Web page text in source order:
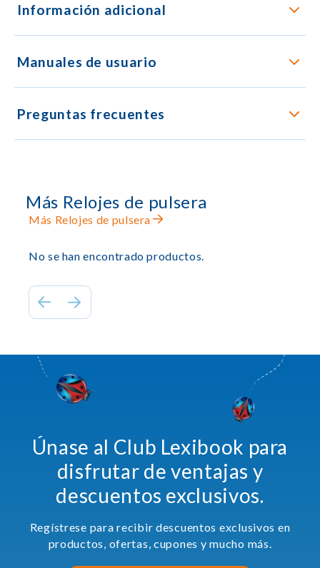
Información adicional
Manuales de usuario
Preguntas frecuentes
Más Relojes de pulsera
Más Relojes de pulsera
No se han encontrado productos.
Únase al Club Lexibook para
disfrutar de ventajas y
descuentos exclusivos.
Regístrese para recibir descuentos exclusivos en
productos, ofertas, cupones y mucho más.